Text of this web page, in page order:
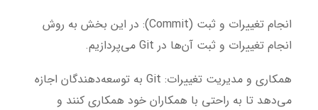
انجام تغییرات و ثبت (Commit):
در این بخش به روش
انجام تغییرات و ثبت آن‌ها در Git می‌پردازیم.
همکاری و مدیریت تغییرات:
Git به توسعه‌دهندگان اجازه
می‌دهد تا به راحتی با همکاران خود همکاری کنند و